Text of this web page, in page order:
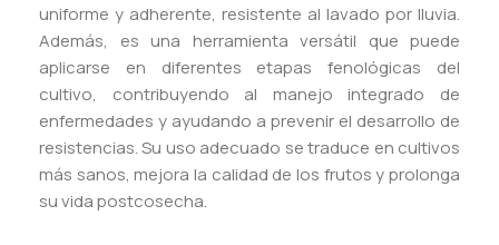
uniforme y adherente, resistente al lavado por lluvia.
Además, es una herramienta versátil que puede
aplicarse en diferentes etapas fenológicas del
cultivo, contribuyendo al manejo integrado de
enfermedades y ayudando a prevenir el desarrollo de
resistencias. Su uso adecuado se traduce en cultivos
más sanos, mejora la calidad de los frutos y prolonga
su vida postcosecha.